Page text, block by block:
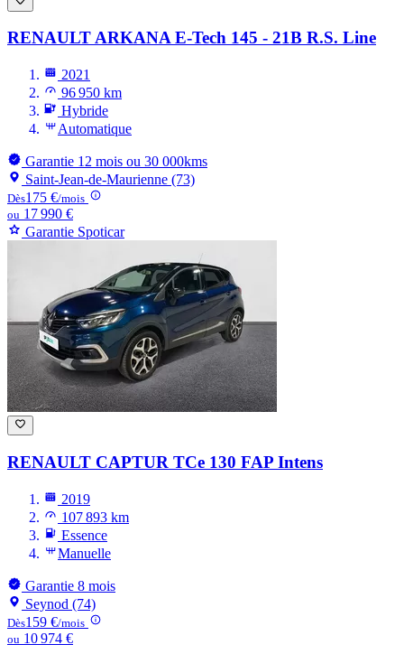
RENAULT ARKANAE-Tech 145 - 21B R.S. Line
2021
96 950 km
Hybride
Automatique
Garantie 12 mois ou 30 000kms
Saint-Jean-de-Maurienne (73)
Dès175 €/mois
ou 17 990 €
Garantie Spoticar
RENAULT CAPTUR TCe 130 FAP Intens
2019
107 893 km
Essence
Manuelle
Garantie 8 mois
Seynod (74)
Dès159 €/mois
ou 10 974 €